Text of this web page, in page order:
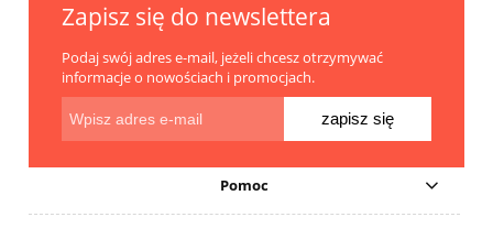
Zapisz się do newslettera
Podaj swój adres e-mail, jeżeli chcesz otrzymywać
informacje o nowościach i promocjach.
zapisz się
Pomoc